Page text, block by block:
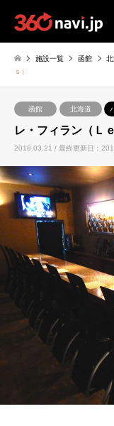
施設一覧 函館
ｓ）
函館 北海道
レ・フィラン（Ｌ
2018.03.21 / 最終更新日：